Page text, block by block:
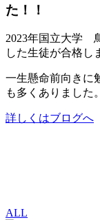
た！！
2023年国立大学
した生徒が合格し
一生懸命前向きに
も多くありました
詳しくはブログへ
ALL